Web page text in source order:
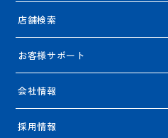
店舗検索
お客様サポート
会社情報
採用情報